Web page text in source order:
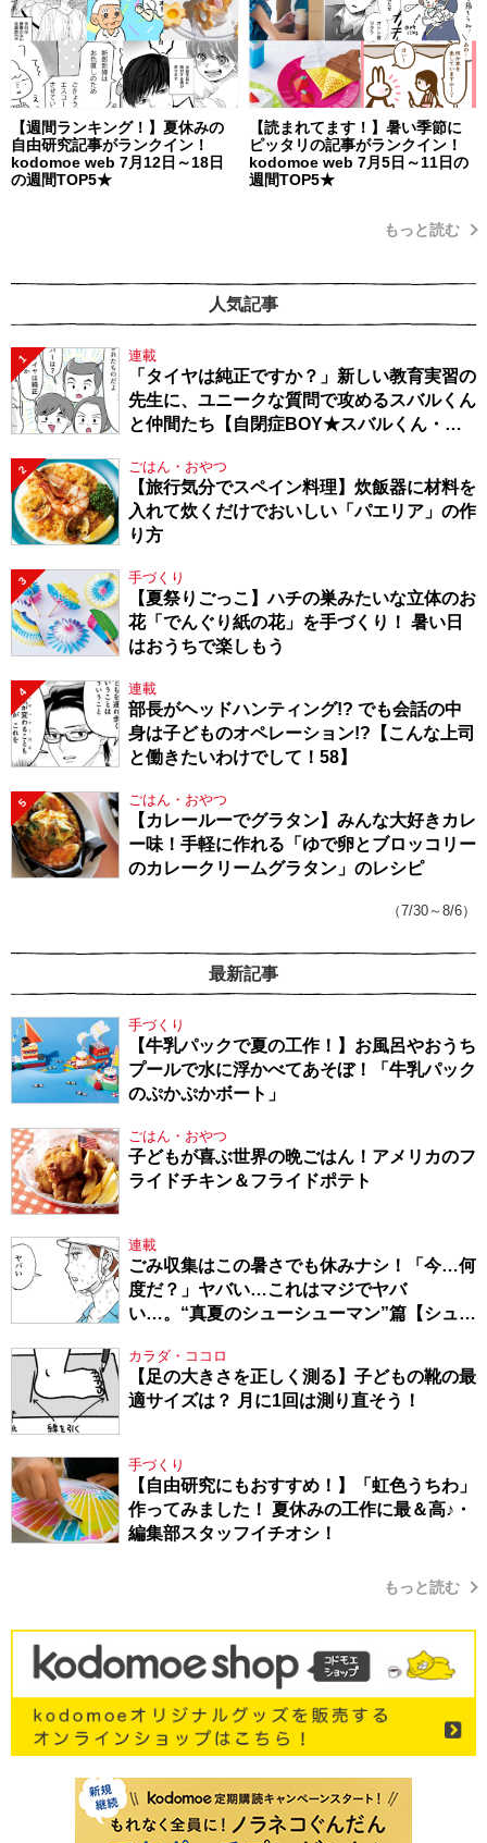
【週間ランキング！】夏休みの
自由研究記事がランクイン！
kodomoe web 7月12日～18日
の週間TOP5★
【読まれてます！】暑い季節に
ピッタリの記事がランクイン！
kodomoe web 7月5日～11日の
週間TOP5★
もっと読む
人気記事
1 連載
「タイヤは純正ですか？」新しい教育実習の
先生に、ユニークな質問で攻めるスバルくん
と仲間たち【自閉症BOY★スバルくん・
2 ごはん・おやつ
【旅行気分でスペイン料理】炊飯器に材料を
入れて炊くだけでおいしい「パエリア」の作
り方
3 手づくり
【夏祭りごっこ】ハチの巣みたいな立体のお
花「でんぐり紙の花」を手づくり！ 暑い日
はおうちで楽しもう
4 連載
部長がヘッドハンティング!? でも会話の中
身は子どものオペレーション!?【こんな上司
と働きたいわけでして！58】
5 ごはん・おやつ
【カレールーでグラタン】みんな大好きカレ
ー味！手軽に作れる「ゆで卵とブロッコリー
のカレークリームグラタン」のレシピ
（7/30～8/6）
最新記事
手づくり
【牛乳パックで夏の工作！】お風呂やおうち
プールで水に浮かべてあそぼ！「牛乳パック
のぷかぷかボート」
ごはん・おやつ
子どもが喜ぶ世界の晩ごはん！アメリカのフ
ライドチキン＆フライドポテト
連載
ごみ収集はこの暑さでも休みナシ！「今…何
度だ？」ヤバい…これはマジでヤバ
い…。“真夏のシューシューマン”篇【シュー
カラダ・ココロ
【足の大きさを正しく測る】子どもの靴の最
適サイズは？ 月に1回は測り直そう！
手づくり
【自由研究にもおすすめ！】「虹色うちわ」
作ってみました！ 夏休みの工作に最＆高♪・
編集部スタッフイチオシ！
もっと読む